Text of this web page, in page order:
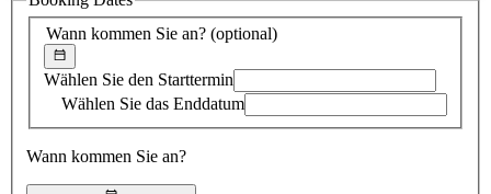
Wann kommen Sie an? (optional)
Wählen Sie den Starttermin
Wählen Sie das Enddatum
Wann kommen Sie an?